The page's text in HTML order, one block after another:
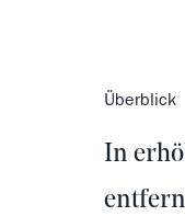
Überblick
In